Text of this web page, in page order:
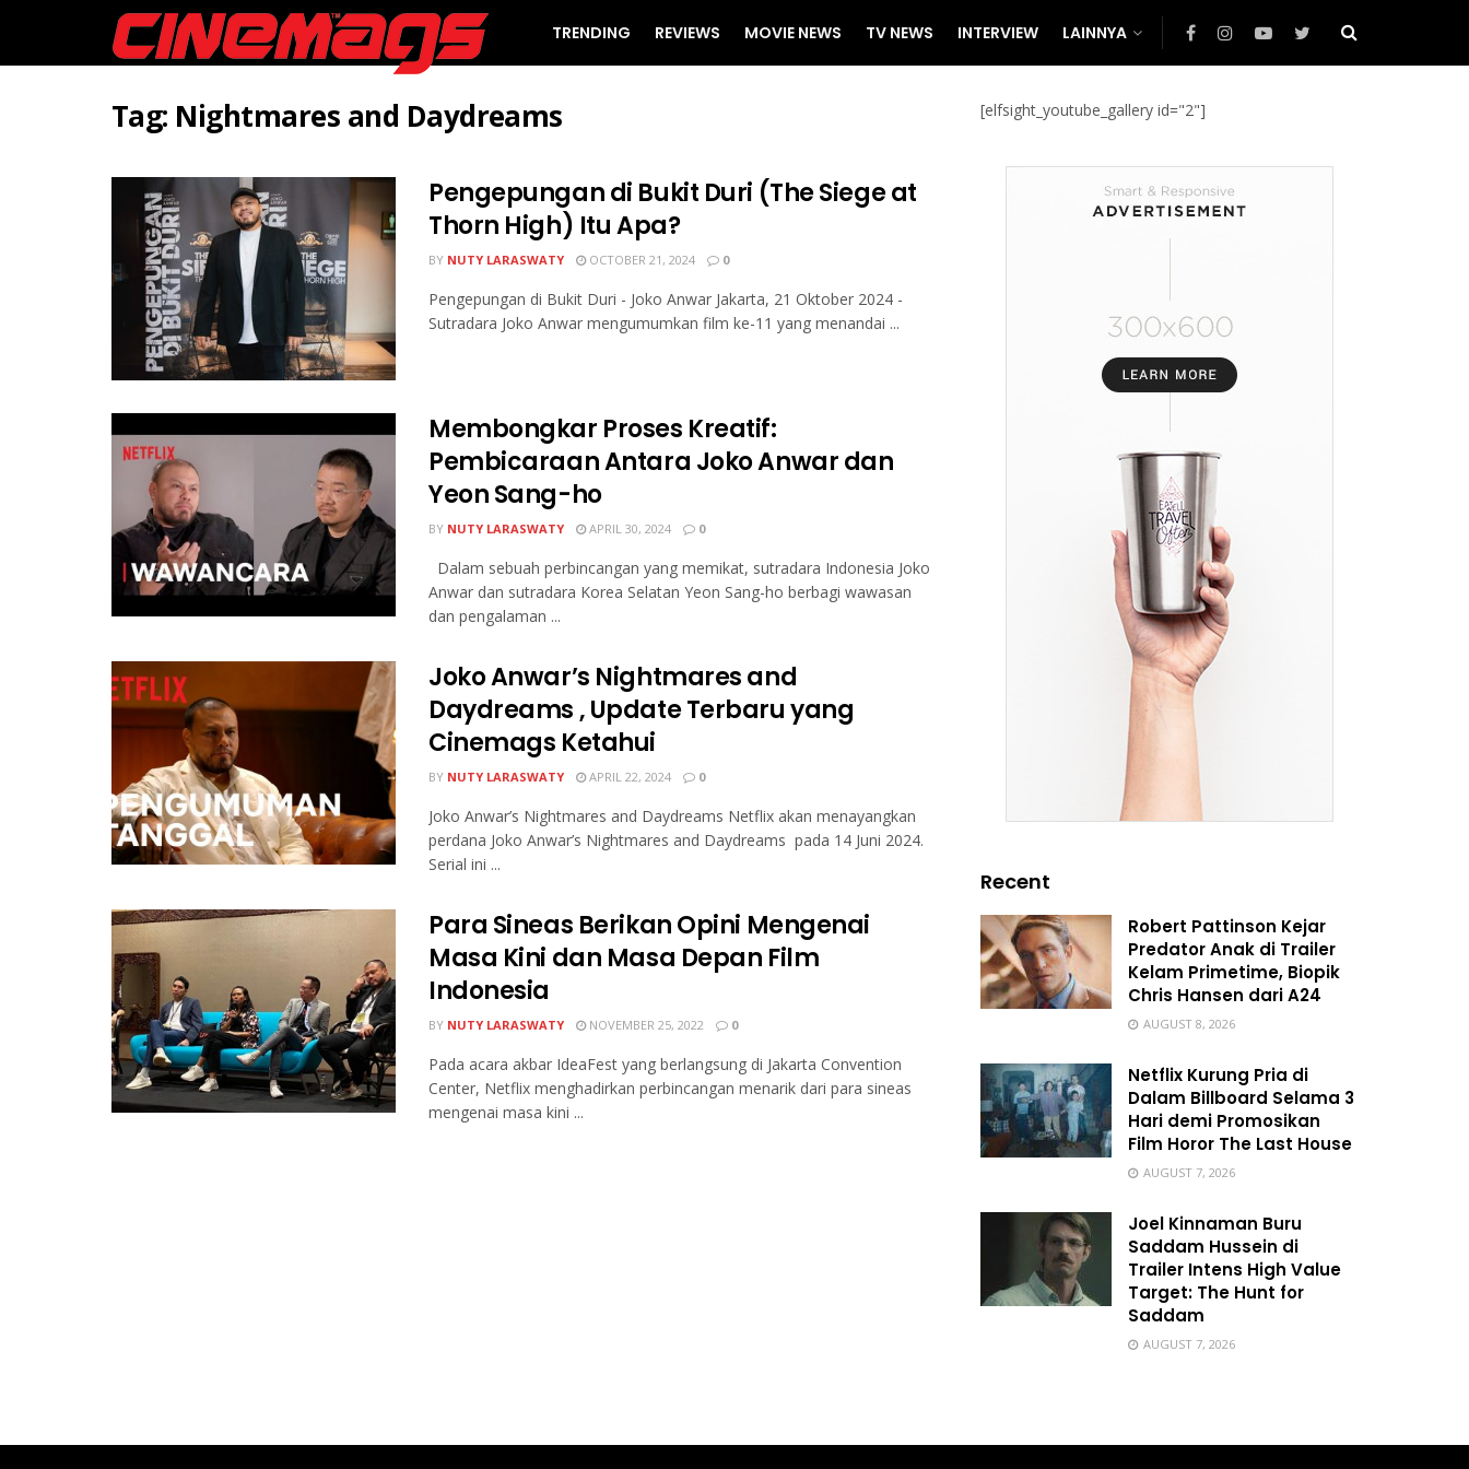
TRENDING REVIEWS MOVIE NEWS TV NEWS INTERVIEW LAINNYA
Tag: Nightmares and Daydreams
Pengepungan di Bukit Duri (The Siege at
Thorn High) Itu Apa?
BY NUTY LARASWATY OCTOBER 21, 2024 0
Pengepungan di Bukit Duri - Joko Anwar Jakarta, 21 Oktober 2024 -
Sutradara Joko Anwar mengumumkan film ke-11 yang menandai ...
Membongkar Proses Kreatif:
Pembicaraan Antara Joko Anwar dan
Yeon Sang-ho
BY NUTY LARASWATY APRIL 30, 2024 0
Dalam sebuah perbincangan yang memikat, sutradara Indonesia Joko
Anwar dan sutradara Korea Selatan Yeon Sang-ho berbagi wawasan
dan pengalaman ...
Joko Anwar’s Nightmares and
Daydreams , Update Terbaru yang
Cinemags Ketahui
BY NUTY LARASWATY APRIL 22, 2024 0
Joko Anwar’s Nightmares and Daydreams Netflix akan menayangkan
perdana Joko Anwar’s Nightmares and Daydreams pada 14 Juni 2024.
Serial ini ...
Para Sineas Berikan Opini Mengenai
Masa Kini dan Masa Depan Film
Indonesia
BY NUTY LARASWATY NOVEMBER 25, 2022 0
Pada acara akbar IdeaFest yang berlangsung di Jakarta Convention
Center, Netflix menghadirkan perbincangan menarik dari para sineas
mengenai masa kini ...
[elfsight_youtube_gallery id="2"]
Recent
Robert Pattinson Kejar
Predator Anak di Trailer
Kelam Primetime, Biopik
Chris Hansen dari A24
AUGUST 8, 2026
Netflix Kurung Pria di
Dalam Billboard Selama 3
Hari demi Promosikan
Film Horor The Last House
AUGUST 7, 2026
Joel Kinnaman Buru
Saddam Hussein di
Trailer Intens High Value
Target: The Hunt for
Saddam
AUGUST 7, 2026